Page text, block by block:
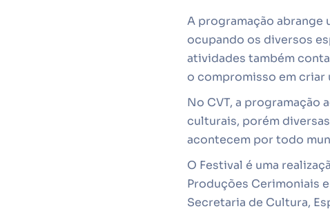
A programação abrange
ocupando os diversos
atividades também
o compromisso em criar
No CVT, a programação
culturais, porém
acontecem por todo
O Festival é uma
Produções Cerimoniais
Secretaria de Cultura,